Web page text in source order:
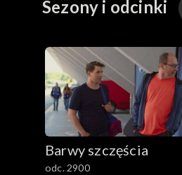
Sezony i odcinki
Barwy szczęścia
odc. 2900